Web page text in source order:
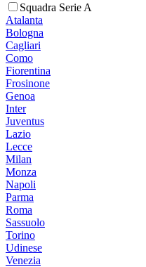
Squadra Serie A
Atalanta
Bologna
Cagliari
Como
Fiorentina
Frosinone
Genoa
Inter
Juventus
Lazio
Lecce
Milan
Monza
Napoli
Parma
Roma
Sassuolo
Torino
Udinese
Venezia